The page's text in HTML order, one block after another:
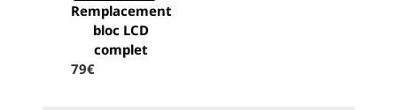
Remplacement
bloc LCD
complet
79€